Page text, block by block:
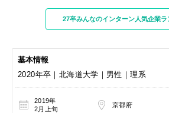
27卒みんなのインターン人気企業ラ
基本情報
2020年卒｜北海道大学｜男性｜理系
2019年
2月上旬
京都府